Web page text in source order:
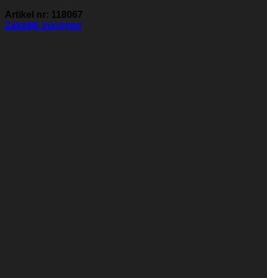
Artikel nr: 118067
Zakelijk inloggen